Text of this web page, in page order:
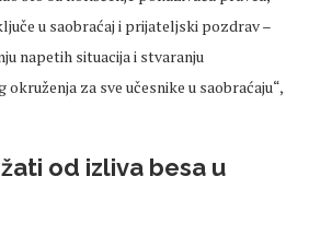
u saobraćaj i prijateljski pozdrav–
napetih situacija i stvaranju
okruženja za sve učesnike u saobraćaju“,
od izliva besa u